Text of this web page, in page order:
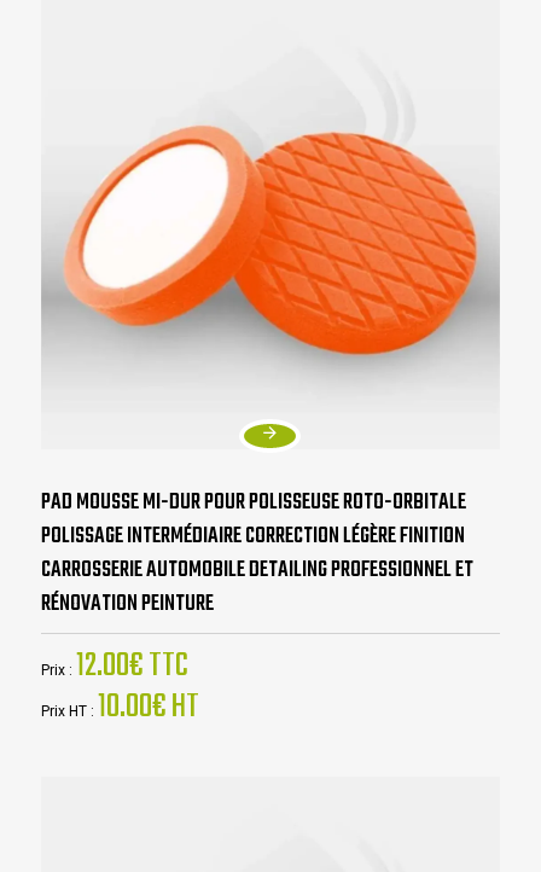
PAD MOUSSE MI-DUR POUR POLISSEUSE ROTO-ORBITALE
POLISSAGE INTERMÉDIAIRE CORRECTION LÉGÈRE FINITION
CARROSSERIE AUTOMOBILE DETAILING PROFESSIONNEL ET
RÉNOVATION PEINTURE
Prix : 12.00€ TTC
Prix HT : 10.00€ HT